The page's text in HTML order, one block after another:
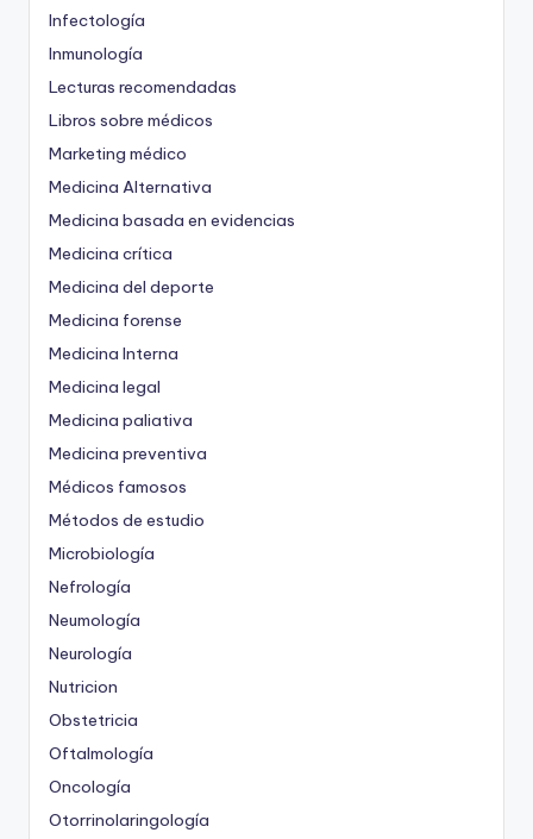
Infectología
Inmunología
Lecturas recomendadas
Libros sobre médicos
Marketing médico
Medicina Alternativa
Medicina basada en evidencias
Medicina crítica
Medicina del deporte
Medicina forense
Medicina Interna
Medicina legal
Medicina paliativa
Medicina preventiva
Médicos famosos
Métodos de estudio
Microbiología
Nefrología
Neumología
Neurología
Nutricion
Obstetricia
Oftalmología
Oncología
Otorrinolaringología